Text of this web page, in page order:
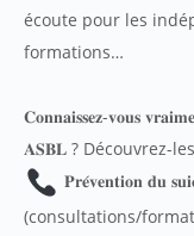
écoute pour les
formations…
𝐂𝐨𝐧𝐧𝐚𝐢𝐬𝐬𝐞𝐳-𝐯𝐨𝐮𝐬
𝐀𝐒𝐁𝐋 ? Découvrez-
𝐏𝐫𝐞́𝐯𝐞𝐧𝐭𝐢𝐨𝐧 𝐝𝐮
(consultations/